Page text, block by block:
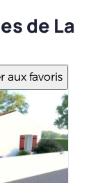
de La
aux favoris